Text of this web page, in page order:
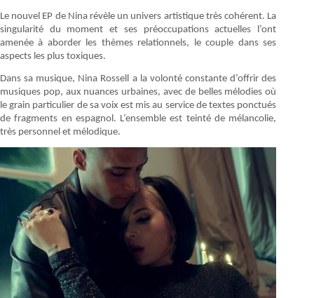
Le nouvel EP de Nina révèle un univers artistique très cohérent. La
singularité du moment et ses préoccupations actuelles l’ont
amenée à aborder les thèmes relationnels, le couple dans ses
aspects les plus toxiques.
Dans sa musique, Nina Rossell a la volonté constante d’offrir des
musiques pop, aux nuances urbaines, avec de belles mélodies où
le grain particulier de sa voix est mis au service de textes ponctués
de fragments en espagnol. L’ensemble est teinté de mélancolie,
très personnel et mélodique.